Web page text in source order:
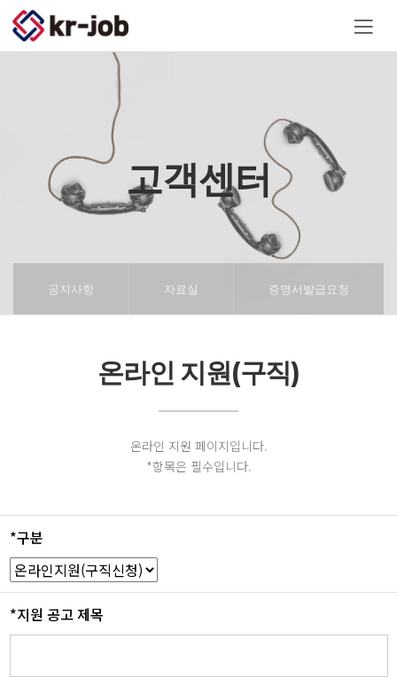
고객센터
공지사항 자료실 증명서발급요청
온라인 지원(구직)
온라인 지원 페이지입니다.
*항목은 필수입니다.
*구분
*지원 공고 제목